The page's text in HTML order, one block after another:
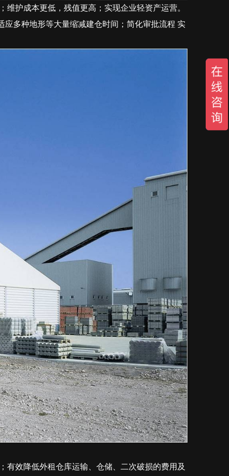
护成本更低，残值更高；实现企业轻资产运营。
多种地形等大量缩减建仓时间；简化审批流程 实
有效降低外租仓库运输、仓储、二次破损的费用及